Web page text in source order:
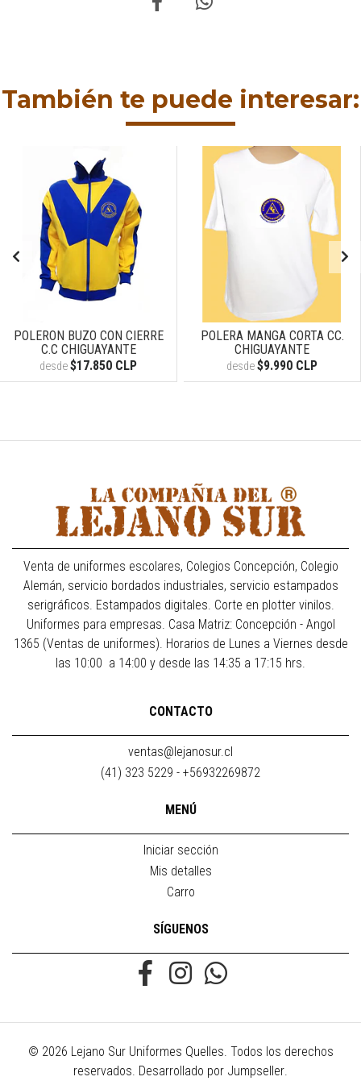
También te puede interesar:
POLERON BUZO CON CIERRE
C.C CHIGUAYANTE
desde$17.850 CLP
POLERA MANGA CORTA CC.
CHIGUAYANTE
desde$9.990 CLP
Venta de uniformes escolares, Colegios Concepción, Colegio
Alemán, servicio bordados industriales, servicio estampados
serigráficos. Estampados digitales. Corte en plotter vinilos.
Uniformes para empresas. Casa Matriz: Concepción - Angol
1365 (Ventas de uniformes). Horarios de Lunes a Viernes desde
las 10:00 a 14:00 y desde las 14:35 a 17:15 hrs.
CONTACTO
ventas@lejanosur.cl
(41) 323 5229 - +56932269872
MENÚ
Iniciar sección
Mis detalles
Carro
SÍGUENOS
© 2026 Lejano Sur Uniformes Quelles. Todos los derechos
reservados. Desarrollado por Jumpseller.